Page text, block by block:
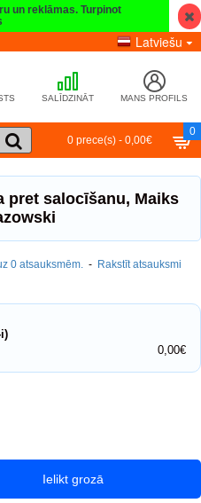
un reklāmas. Turpinot
Latviešu
SALĪDZINĀT MANS PROFILS
0 prece(s) - 0,00€
0
pret salocīšanu, Maiks
0 atsauksmēm. - Rakstīt atsauksmi
0,00€
Ielikt grozā